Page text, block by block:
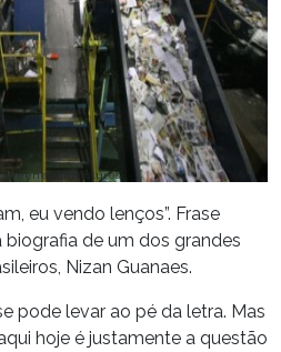
greenenergyfutures
eu vendo lenços”. Frase
de um dos grandes
Nizan Guanaes.
pode levar ao pé da letra. Mas
hoje é justamente a questão